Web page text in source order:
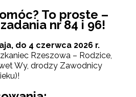
To proste –
nr 84 i 96!
do 4 czerwca 2026 r.
Rzeszowa – Rodzice,
Wy, drodzy Zawodnicy